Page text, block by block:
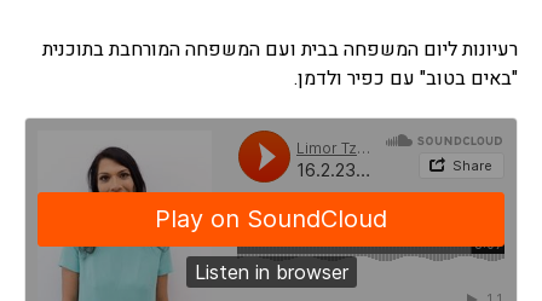
רעיונות ליום המשפחה בבית ועם המשפחה המורחבת בתוכנית
"באים בטוב" עם כפיר ולדמן.